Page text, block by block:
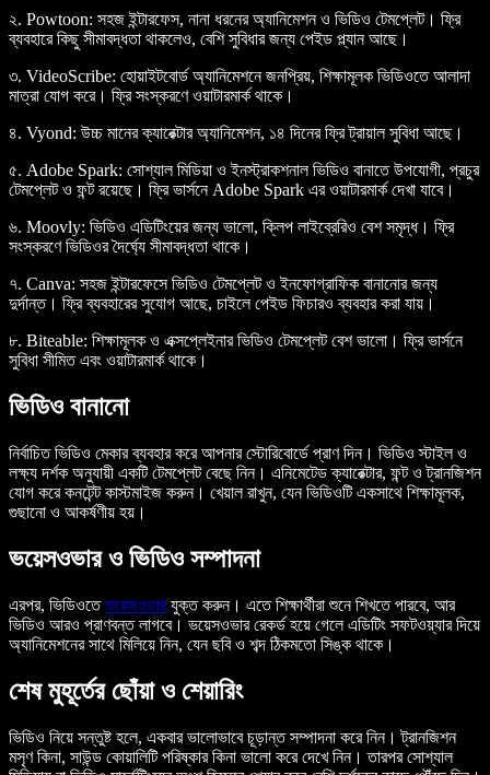
২. Powtoon: সহজ ইন্টারফেস, নানা ধরনের অ্যানিমেশন ও ভিডিও টেমপ্লেট। ফ্রি
ব্যবহারে কিছু সীমাবদ্ধতা থাকলেও, বেশি সুবিধার জন্য পেইড প্ল্যান আছে।
৩. VideoScribe: হোয়াইটবোর্ড অ্যানিমেশনে জনপ্রিয়, শিক্ষামূলক ভিডিওতে আলাদা
মাত্রা যোগ করে। ফ্রি সংস্করণে ওয়াটারমার্ক থাকে।
৪. Vyond: উচ্চ মানের ক্যারেক্টার অ্যানিমেশন, ১৪ দিনের ফ্রি ট্রায়াল সুবিধা আছে।
৫. Adobe Spark: সোশ্যাল মিডিয়া ও ইনস্ট্রাকশনাল ভিডিও বানাতে উপযোগী, প্রচুর
টেমপ্লেট ও ফন্ট রয়েছে। ফ্রি ভার্সনে Adobe Spark এর ওয়াটারমার্ক দেখা যাবে।
৬. Moovly: ভিডিও এডিটিংয়ের জন্য ভালো, ক্লিপ লাইব্রেরিও বেশ সমৃদ্ধ। ফ্রি
সংস্করণে ভিডিওর দৈর্ঘ্যে সীমাবদ্ধতা থাকে।
৭. Canva: সহজ ইন্টারফেসে ভিডিও টেমপ্লেট ও ইনফোগ্রাফিক বানানোর জন্য
দুর্দান্ত। ফ্রি ব্যবহারের সুযোগ আছে, চাইলে পেইড ফিচারও ব্যবহার করা যায়।
৮. Biteable: শিক্ষামূলক ও এক্সপ্লেইনার ভিডিও টেমপ্লেট বেশ ভালো। ফ্রি ভার্সনে
সুবিধা সীমিত এবং ওয়াটারমার্ক থাকে।
ভিডিও বানানো
নির্বাচিত ভিডিও মেকার ব্যবহার করে আপনার স্টোরিবোর্ডে প্রাণ দিন। ভিডিও স্টাইল ও
লক্ষ্য দর্শক অনুযায়ী একটি টেমপ্লেট বেছে নিন। এনিমেটেড ক্যারেক্টার, ফন্ট ও ট্রানজিশন
যোগ করে কনটেন্ট কাস্টমাইজ করুন। খেয়াল রাখুন, যেন ভিডিওটি একসাথে শিক্ষামূলক,
গুছানো ও আকর্ষণীয় হয়।
ভয়েসওভার ও ভিডিও সম্পাদনা
এরপর, ভিডিওতেভয়েসওভারযুক্ত করুন। এতে শিক্ষার্থীরা শুনে শিখতে পারবে, আর
ভিডিও আরও প্রাণবন্ত লাগবে। ভয়েসওভার রেকর্ড হয়ে গেলে এডিটিং সফটওয়্যার দিয়ে
অ্যানিমেশনের সাথে মিলিয়ে নিন, যেন ছবি ও শব্দ ঠিকমতো সিঙ্ক থাকে।
শেষ মুহূর্তের ছোঁয়া ও শেয়ারিং
ভিডিও নিয়ে সন্তুষ্ট হলে, একবার ভালোভাবে চূড়ান্ত সম্পাদনা করে নিন। ট্রানজিশন
মসৃণ কিনা, সাউন্ড কোয়ালিটি পরিষ্কার কিনা ভালো করে দেখে নিন। তারপর সোশ্যাল